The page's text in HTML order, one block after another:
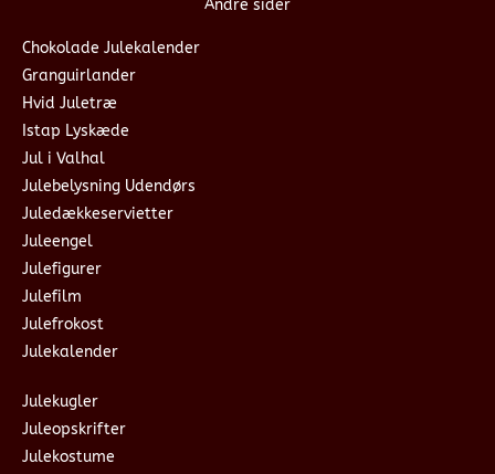
Andre sider
Chokolade Julekalender
Granguirlander
Hvid Juletræ
Istap Lyskæde
Jul i Valhal
Julebelysning Udendørs
Juledækkeservietter
Juleengel
Julefigurer
Julefilm
Julefrokost
Julekalender
Julekugler
Juleopskrifter
Julekostume